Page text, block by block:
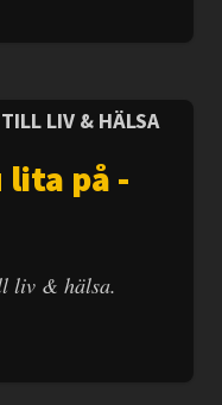
LIV & HÄLSA
på -
liv & hälsa.